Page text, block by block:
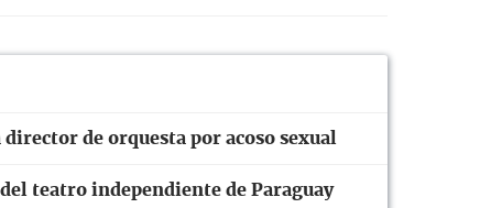
de orquesta por acoso sexual
teatro independiente de Paraguay